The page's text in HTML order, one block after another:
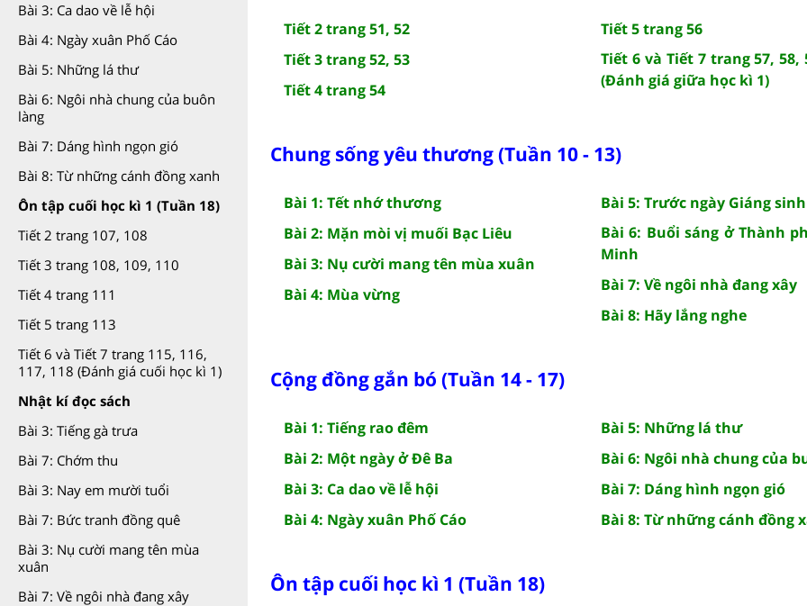
Bài 3: Ca dao về lễ hội
Bài 4: Ngày xuân Phố Cáo
Bài 5: Những lá thư
Bài 6: Ngôi nhà chung của buôn
làng
Bài 7: Dáng hình ngọn gió
Bài 8: Từ những cánh đồng xanh
Ôn tập cuối học kì 1 (Tuần 18)
Tiết 2 trang 107, 108
Tiết 3 trang 108, 109, 110
Tiết 4 trang 111
Tiết 5 trang 113
Tiết 6 và Tiết 7 trang 115, 116,
117, 118 (Đánh giá cuối học kì 1)
Nhật kí đọc sách
Bài 3: Tiếng gà trưa
Bài 7: Chớm thu
Bài 3: Nay em mười tuổi
Bài 7: Bức tranh đồng quê
Bài 3: Nụ cười mang tên mùa
xuân
Bài 7: Về ngôi nhà đang xây
Tiết 2 trang 51, 52
Tiết 3 trang 52, 53
Tiết 4 trang 54
Tiết 5 trang 56
Tiết 6 và Tiết 7 trang 57, 58,
(Đánh giá giữa học kì 1)
Chung sống yêu thương (Tuần 10 - 13)
Bài 1: Tết nhớ thương
Bài 2: Mặn mòi vị muối Bạc Liêu
Bài 3: Nụ cười mang tên mùa xuân
Bài 4: Mùa vừng
Bài 5: Trước ngày Giáng sinh
Bài 6: Buổi sáng ở Thành
Minh
Bài 7: Về ngôi nhà đang xây
Bài 8: Hãy lắng nghe
Cộng đồng gắn bó (Tuần 14 - 17)
Bài 1: Tiếng rao đêm
Bài 2: Một ngày ở Đê Ba
Bài 3: Ca dao về lễ hội
Bài 4: Ngày xuân Phố Cáo
Bài 5: Những lá thư
Bài 6: Ngôi nhà chung của
Bài 7: Dáng hình ngọn gió
Bài 8: Từ những cánh đồng
Ôn tập cuối học kì 1 (Tuần 18)